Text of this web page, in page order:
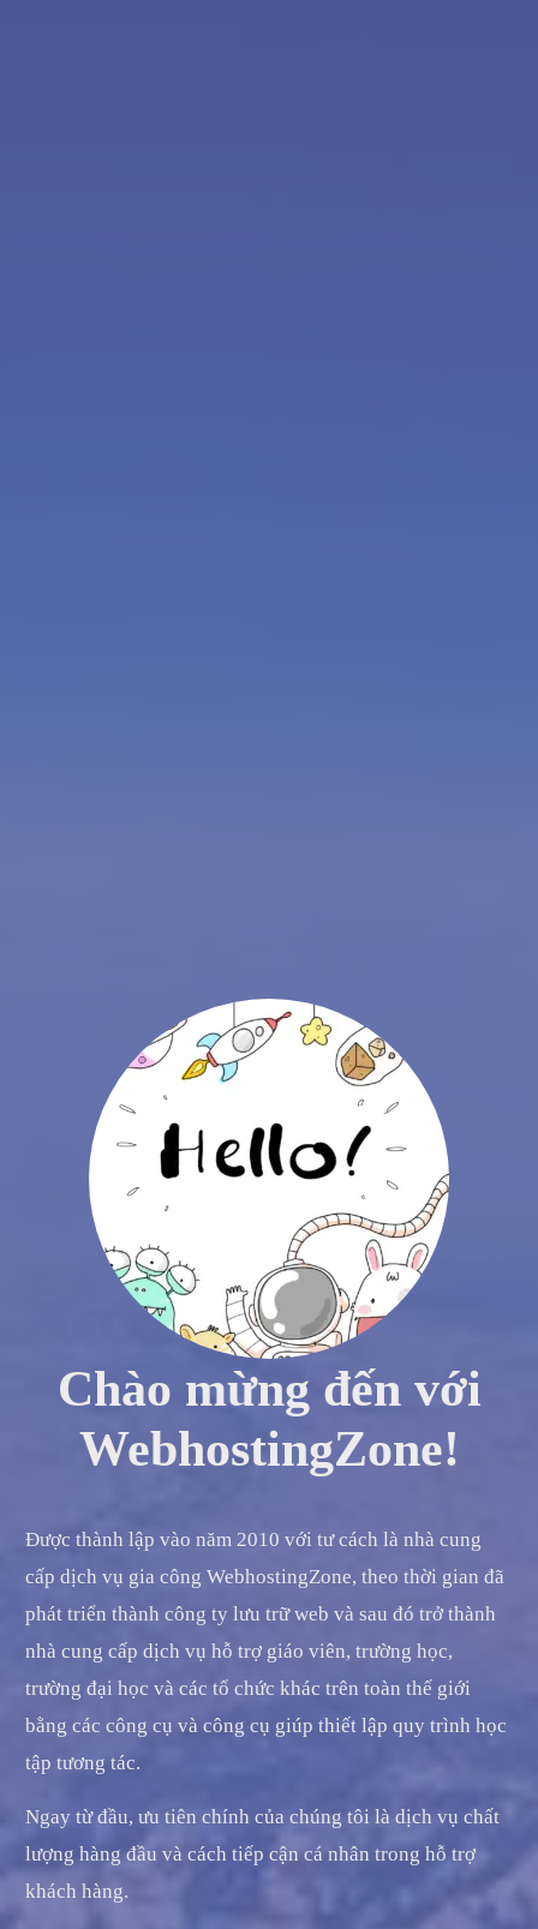
Chào mừng đến với
WebhostingZone!
Được thành lập vào năm 2010 với tư cách là nhà cung
cấp dịch vụ gia công WebhostingZone, theo thời gian đã
phát triển thành công ty lưu trữ web và sau đó trở thành
nhà cung cấp dịch vụ hỗ trợ giáo viên, trường học,
trường đại học và các tổ chức khác trên toàn thế giới
bằng các công cụ và công cụ giúp thiết lập quy trình học
tập tương tác.
Ngay từ đầu, ưu tiên chính của chúng tôi là dịch vụ chất
lượng hàng đầu và cách tiếp cận cá nhân trong hỗ trợ
khách hàng.